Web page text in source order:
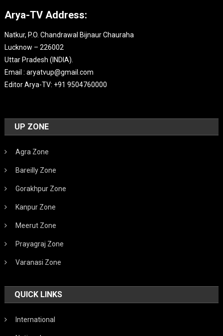
Arya-TV Address:
Natkur, P.O. Chandrawal Bijnaur Chauraha
Lucknow – 226002
Uttar Pradesh (INDIA).
Email : aryatvup@gmail.com
Editor Arya-TV: +91 9504760000
UP ZONE
Agra Zone
Bareilly Zone
Gorakhpur Zone
Kanpur Zone
Meerut Zone
Prayagraj Zone
Varanasi Zone
QUICK LINKS
International